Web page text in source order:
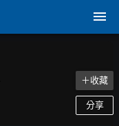
＋收藏
分享